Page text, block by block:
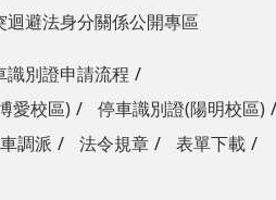
避法身分關係公開專區
識別證申請流程
愛校區)
停車識別證(陽明校區)
調派 法令規章
表單下載